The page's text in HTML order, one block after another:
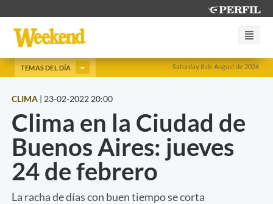
Saturday 8 de August de 2026
TEMAS DEL DÍA
CLIMA | 23-02-2022 20:00
Clima en la Ciudad de
Buenos Aires: jueves
24 de febrero
La racha de días con buen tiempo se corta